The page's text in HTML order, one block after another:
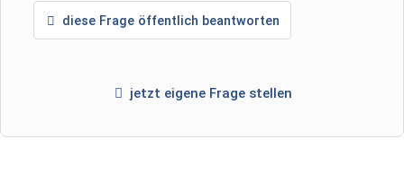
E-Mail-Adresse (wird nicht veröffentlicht)
diese Frage öffentlich beantworten
jetzt eigene Frage stellen